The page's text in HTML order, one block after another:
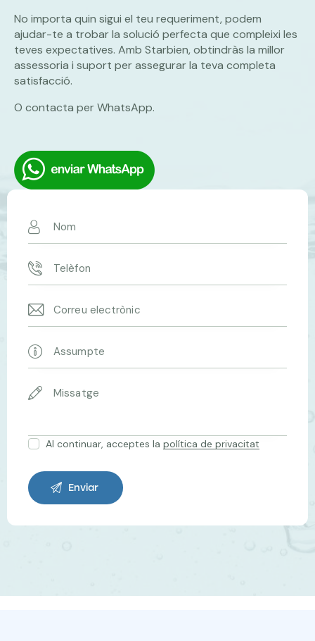
No importa quin sigui el teu requeriment, podem
ajudar-te a trobar la solució perfecta que compleixi les
teves expectatives. Amb Starbien, obtindràs la millor
assessoria i suport per assegurar la teva completa
satisfacció.
O contacta per WhatsApp.
Al continuar, acceptes lapolítica de privacitat